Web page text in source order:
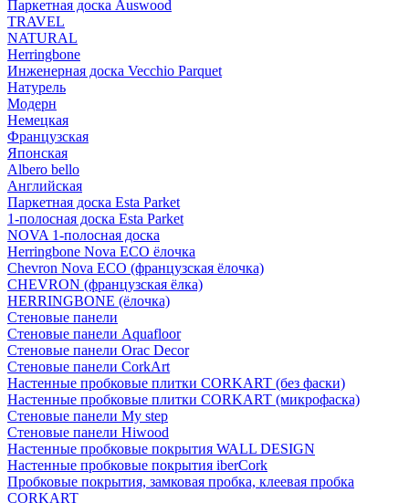
Паркетная доска Auswood
TRAVEL
NATURAL
Herringbone
Инженерная доска Vecchio Parquet
Натурель
Модерн
Немецкая
Французская
Японская
Albero bello
Английская
Паркетная доска Esta Parket
1-полосная доска Esta Parket
NOVA 1-полосная доска
Herringbone Nova ECO ёлочка
Chevron Nova ECO (французская ёлочка)
CHEVRON (французская ёлка)
HERRINGBONE (ёлочка)
Стеновые панели
Стеновые панели Aquafloor
Стеновые панели Orac Decor
Стеновые панели CorkArt
Настенные пробковые плитки CORKART (без фаски)
Настенные пробковые плитки CORKART (микрофаска)
Стеновые панели My step
Стеновые панели Hiwood
Настенные пробковые покрытия WALL DESIGN
Настенные пробковые покрытия iberCork
Пробковые покрытия, замковая пробка, клеевая пробка
CORKART